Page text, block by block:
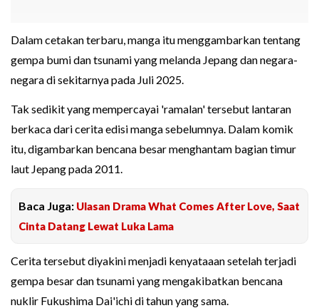
Dalam cetakan terbaru, manga itu menggambarkan tentang
gempa bumi dan tsunami yang melanda Jepang dan negara-
negara di sekitarnya pada Juli 2025.
Tak sedikit yang mempercayai 'ramalan' tersebut lantaran
berkaca dari cerita edisi manga sebelumnya. Dalam komik
itu, digambarkan bencana besar menghantam bagian timur
laut Jepang pada 2011.
Baca Juga: Ulasan Drama What Comes After Love, Saat
Cinta Datang Lewat Luka Lama
Cerita tersebut diyakini menjadi kenyataaan setelah terjadi
gempa besar dan tsunami yang mengakibatkan bencana
nuklir Fukushima Dai'ichi di tahun yang sama.